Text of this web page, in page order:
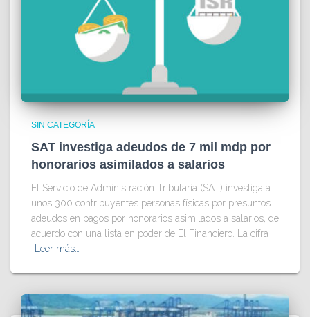
SIN CATEGORÍA
SAT investiga adeudos de 7 mil mdp por
honorarios asimilados a salarios
El Servicio de Administración Tributaria (SAT) investiga a
unos 300 contribuyentes personas físicas por presuntos
adeudos en pagos por honorarios asimilados a salarios, de
acuerdo con una lista en poder de El Financiero. La cifra
Leer más…